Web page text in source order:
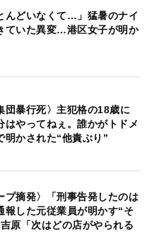
んどいなくて…」猛暑のナイ
ていた異変…港区女子が明か
団暴行死〉主犯格の18歳に
はやってねぇ。誰かがトドメ
明かされた“他責ぶり”
プ摘発〉「刑事告発したのは
報した元従業員が明かす“そ
原「次はどの店がやられる